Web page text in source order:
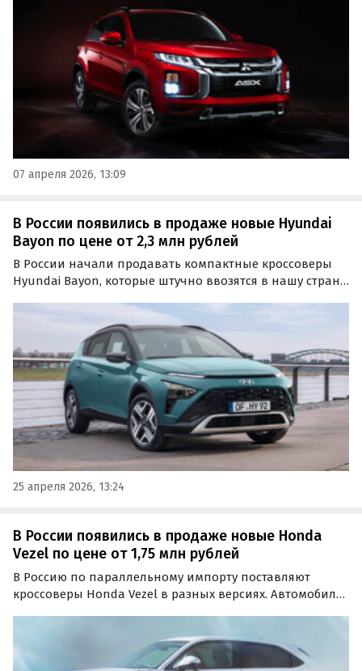
07 апреля 2026, 13:09
В России появились в продаже новые Hyundai
Bayon по цене от 2,3 млн рублей
В России начали продавать компактные кроссоверы
Hyundai Bayon, которые штучно ввозятся в нашу страну
доступно три таких автомобиля, самый дешевый из
которых стоит 2 320 000 рублей, пишет портал…
25 апреля 2026, 13:24
В России появились в продаже новые Honda
Vezel по цене от 1,75 млн рублей
В Россию по параллельному импорту поставляют
кроссоверы Honda Vezel в разных версиях. Автомобили
«Автоновости дня».